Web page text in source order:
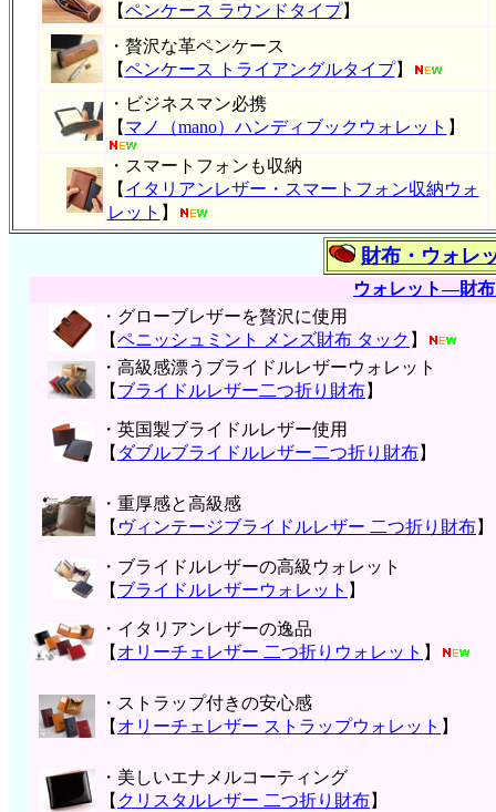
【ペンケース ラウンドタイプ】
・贅沢な革ペンケース
【ペンケース トライアングルタイプ】
・ビジネスマン必携
【 マノ（mano）ハンディブックウォレット 】
・スマートフォンも収納
【 イタリアンレザー・スマートフォン収納ウォ
レット 】
財布・ウォレ
ウォレット―財
・グローブレザーを贅沢に使用
【ペニッシュミント メンズ財布 タック 】
・高級感漂うブライドルレザーウォレット
【 ブライドルレザー二つ折り財布】
・英国製ブライドルレザー使用
【 ダブルブライドルレザー二つ折り財布】
・重厚感と高級感
【 ヴィンテージブライドルレザー 二つ折り財布】
・ブライドルレザーの高級ウォレット
【 ブライドルレザーウォレット 】
・イタリアンレザーの逸品
【 オリーチェレザー 二つ折りウォレット 】
・ストラップ付きの安心感
【 オリーチェレザー ストラップウォレット 】
・美しいエナメルコーティング
【 クリスタルレザー 二つ折り財布】